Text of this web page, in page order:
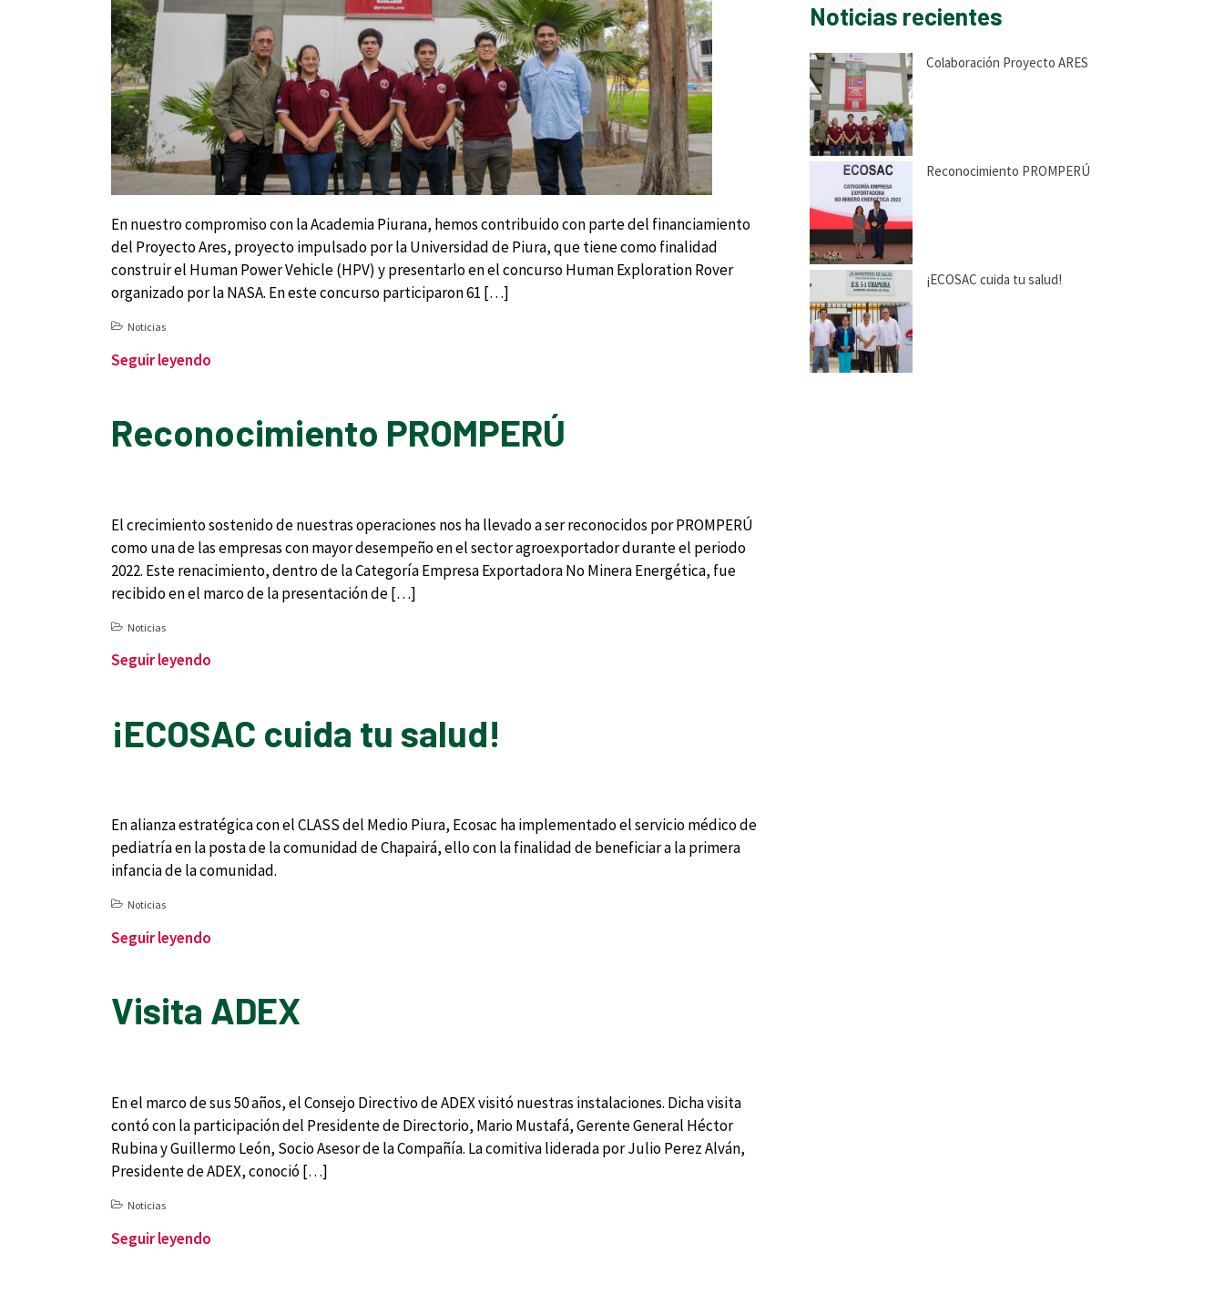
En nuestro compromiso con la Academia Piurana, hemos contribuido con parte del financiamiento
del Proyecto Ares, proyecto impulsado por la Universidad de Piura, que tiene como finalidad
construir el Human Power Vehicle (HPV) y presentarlo en el concurso Human Exploration Rover
organizado por la NASA. En este concurso participaron 61 […]
Noticias
Seguir leyendo
Reconocimiento PROMPERÚ
El crecimiento sostenido de nuestras operaciones nos ha llevado a ser reconocidos por PROMPERÚ
como una de las empresas con mayor desempeño en el sector agroexportador durante el periodo
2022. Este renacimiento, dentro de la Categoría Empresa Exportadora No Minera Energética, fue
recibido en el marco de la presentación de […]
Noticias
Seguir leyendo
¡ECOSAC cuida tu salud!
En alianza estratégica con el CLASS del Medio Piura, Ecosac ha implementado el servicio médico de
pediatría en la posta de la comunidad de Chapairá, ello con la finalidad de beneficiar a la primera
infancia de la comunidad.
Noticias
Seguir leyendo
Visita ADEX
En el marco de sus 50 años, el Consejo Directivo de ADEX visitó nuestras instalaciones. Dicha visita
contó con la participación del Presidente de Directorio, Mario Mustafá, Gerente General Héctor
Rubina y Guillermo León, Socio Asesor de la Compañía. La comitiva liderada por Julio Perez Alván,
Presidente de ADEX, conoció […]
Noticias
Seguir leyendo
Noticias recientes
Colaboración Proyecto ARES
Reconocimiento PROMPERÚ
¡ECOSAC cuida tu salud!